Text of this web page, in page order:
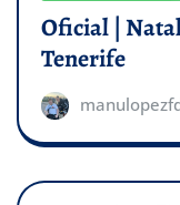
Oficial |
Tenerife